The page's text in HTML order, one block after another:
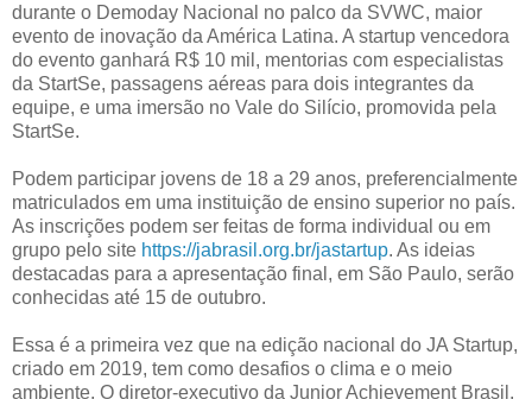
durante o Demoday Nacional no palco da SVWC, maior
evento de inovação da América Latina. A startup vencedora
do evento ganhará R$ 10 mil, mentorias com especialistas
da StartSe, passagens aéreas para dois integrantes da
equipe, e uma imersão no Vale do Silício, promovida pela
StartSe.
Podem participar jovens de 18 a 29 anos, preferencialmente
matriculados em uma instituição de ensino superior no país.
As inscrições podem ser feitas de forma individual ou em
grupo pelo site https://jabrasil.org.br/jastartup. As ideias
destacadas para a apresentação final, em São Paulo, serão
conhecidas até 15 de outubro.
Essa é a primeira vez que na edição nacional do JA Startup,
criado em 2019, tem como desafios o clima e o meio
ambiente. O diretor-executivo da Junior Achievement Brasil,